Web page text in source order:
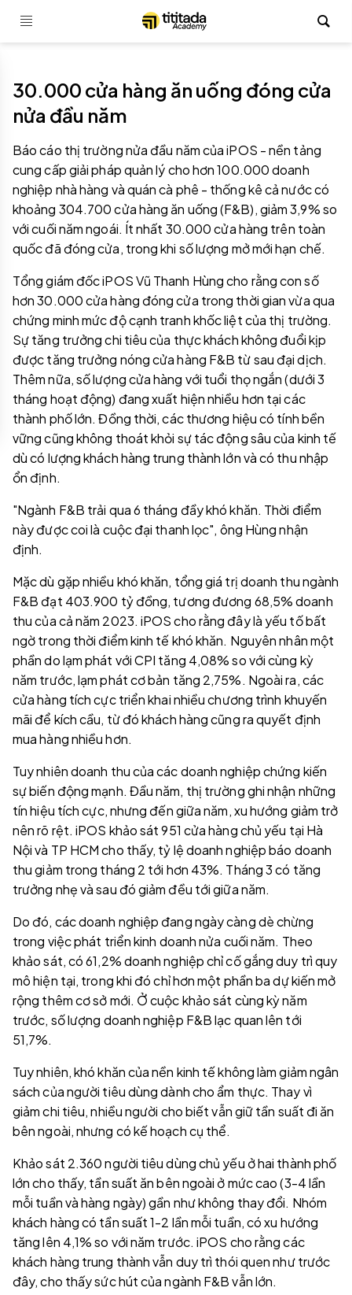
30.000 cửa hàng ăn uống đóng cửa
nửa đầu năm
Báo cáo thị trường nửa đầu năm của iPOS - nền tảng
cung cấp giải pháp quản lý cho hơn 100.000 doanh
nghiệp nhà hàng và quán cà phê - thống kê cả nước có
khoảng 304.700 cửa hàng ăn uống (F&B), giảm 3,9% so
với cuối năm ngoái. Ít nhất 30.000 cửa hàng trên toàn
quốc đã đóng cửa, trong khi số lượng mở mới hạn chế.
Tổng giám đốc iPOS Vũ Thanh Hùng cho rằng con số
hơn 30.000 cửa hàng đóng cửa trong thời gian vừa qua
chứng minh mức độ cạnh tranh khốc liệt của thị trường.
Sự tăng trưởng chi tiêu của thực khách không đuổi kịp
được tăng trưởng nóng cửa hàng F&B từ sau đại dịch.
Thêm nữa, số lượng cửa hàng với tuổi thọ ngắn (dưới 3
tháng hoạt động) đang xuất hiện nhiều hơn tại các
thành phố lớn. Đồng thời, các thương hiệu có tính bền
vững cũng không thoát khỏi sự tác động sâu của kinh tế
dù có lượng khách hàng trung thành lớn và có thu nhập
ổn định.
"Ngành F&B trải qua 6 tháng đầy khó khăn. Thời điểm
này được coi là cuộc đại thanh lọc", ông Hùng nhận
định.
Mặc dù gặp nhiều khó khăn, tổng giá trị doanh thu ngành
F&B đạt 403.900 tỷ đồng, tương đương 68,5% doanh
thu của cả năm 2023. iPOS cho rằng đây là yếu tố bất
ngờ trong thời điểm kinh tế khó khăn. Nguyên nhân một
phần do lạm phát với CPI tăng 4,08% so với cùng kỳ
năm trước, lạm phát cơ bản tăng 2,75%. Ngoài ra, các
cửa hàng tích cực triển khai nhiều chương trình khuyến
mãi để kích cầu, từ đó khách hàng cũng ra quyết định
mua hàng nhiều hơn.
Tuy nhiên doanh thu của các doanh nghiệp chứng kiến
sự biến động mạnh. Đầu năm, thị trường ghi nhận những
tín hiệu tích cực, nhưng đến giữa năm, xu hướng giảm trở
nên rõ rệt. iPOS khảo sát 951 cửa hàng chủ yếu tại Hà
Nội và TP HCM cho thấy, tỷ lệ doanh nghiệp báo doanh
thu giảm trong tháng 2 tới hơn 43%. Tháng 3 có tăng
trưởng nhẹ và sau đó giảm đều tới giữa năm.
Do đó, các doanh nghiệp đang ngày càng dè chừng
trong việc phát triển kinh doanh nửa cuối năm. Theo
khảo sát, có 61,2% doanh nghiệp chỉ cố gắng duy trì quy
mô hiện tại, trong khi đó chỉ hơn một phần ba dự kiến mở
rộng thêm cơ sở mới. Ở cuộc khảo sát cùng kỳ năm
trước, số lượng doanh nghiệp F&B lạc quan lên tới
51,7%.
Tuy nhiên, khó khăn của nền kinh tế không làm giảm ngân
sách của người tiêu dùng dành cho ẩm thực. Thay vì
giảm chi tiêu, nhiều người cho biết vẫn giữ tần suất đi ăn
bên ngoài, nhưng có kế hoạch cụ thể.
Khảo sát 2.360 người tiêu dùng chủ yếu ở hai thành phố
lớn cho thấy, tần suất ăn bên ngoài ở mức cao (3-4 lần
mỗi tuần và hàng ngày) gần như không thay đổi. Nhóm
khách hàng có tần suất 1-2 lần mỗi tuần, có xu hướng
tăng lên 4,1% so với năm trước. iPOS cho rằng các
khách hàng trung thành vẫn duy trì thói quen như trước
đây, cho thấy sức hút của ngành F&B vẫn lớn.